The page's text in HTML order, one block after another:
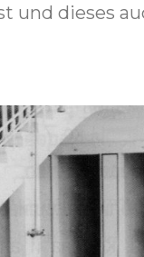
und dieses